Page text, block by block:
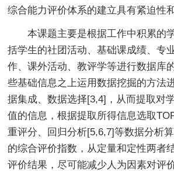
综合能力评价体系的建立具有紧迫性
本课题主要是根据工作中积累的
括学生的社团活动、基础课成绩、专
作、课外活动、教评学等进行数据库
些基础信息之上运用数据挖掘的方法
据集成、数据选择[3,4]，从而提取对
值的信息，根据提取所得信息选取
重评分、回归分析[5,6,7]等数据分析
的综合评价指数，从定量和定性两者
评价结果，尽可能减少人为因素对评